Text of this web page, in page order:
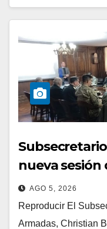
nueva sesión
de Capredena
AGO 5, 2026
Reproducir El
Armadas, Christian